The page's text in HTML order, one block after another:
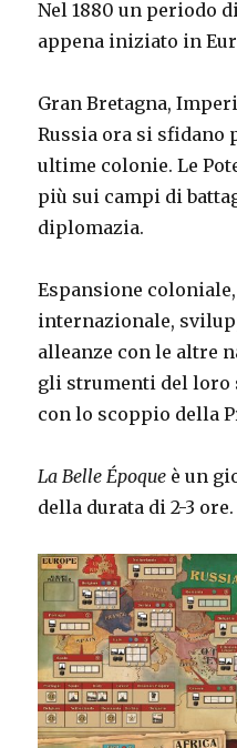
Nel 1880 un periodo
appena iniziato in
Gran Bretagna,
Russia ora si sfidano
ultime colonie. Le
più sui campi di
diplomazia.
Espansione
internazionale,
alleanze con le altre
gli strumenti del loro
con lo scoppio della
La Belle Époque è un
della durata di 2-3 ore.